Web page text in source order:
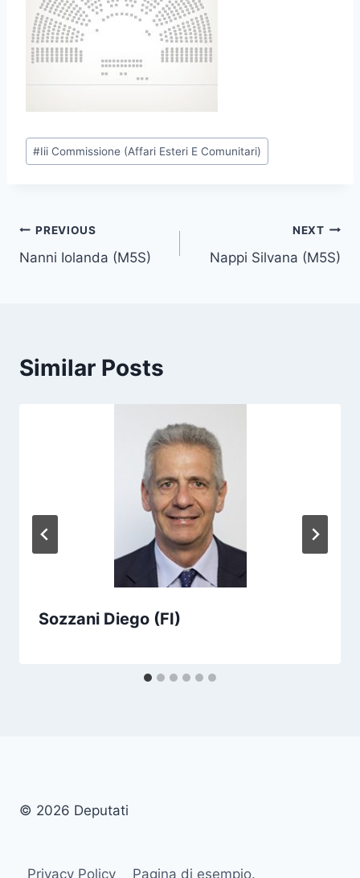
P
o
T
a
#Iii Commissione (Affari Esteri E Comunitari)
Post
navigation
PREVIOUS
Nanni Iolanda (M5S)
NEXT
Nappi Silvana (M5S)
Similar Posts
Sozzani Diego (FI)
© 2026 Deputati
Privacy Policy Pagina di esempio.